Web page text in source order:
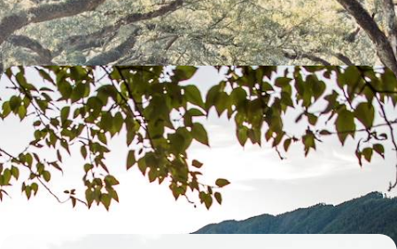
10 Tage, von CHF 2700 bis CHF 3900
Von Boston nach Maine - Neuengland mit der
Familie
Boston und Cape Cod, Maine, New Hampshire: Entdecken Sie die
ganze Vielfalt und den Charme Neuenglands
14 Tage, von CHF 3000 bis CHF 4600